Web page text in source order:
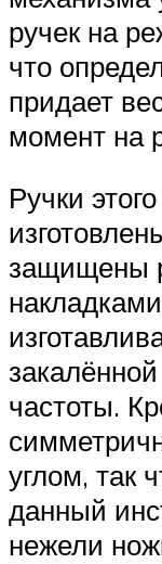
ручек на
что
придает
момент на
Ручки
защищены
частоты.
углом, так
данный
нежели